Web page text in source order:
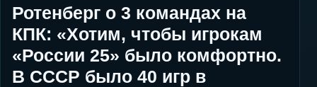
Ротенберг о 3 командах на
КПК: «Хотим, чтобы игрокам
«России 25» было комфортно.
В СССР было 40 игр в